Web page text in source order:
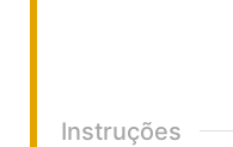
Instruções